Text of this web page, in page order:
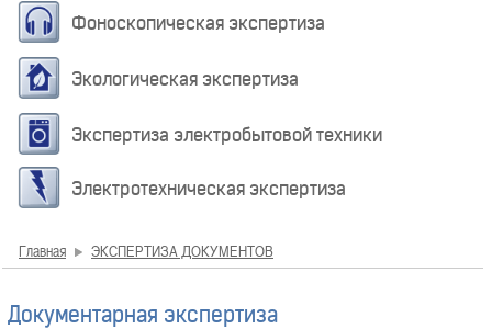
Фоноскопическая экспертиза
Экологическая экспертиза
Экспертиза электробытовой техники
Электротехническая экспертиза
Главная ЭКСПЕРТИЗА ДОКУМЕНТОВ
Документарная экспертиза